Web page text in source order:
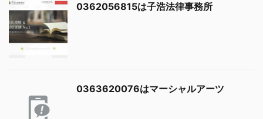
0362056815は子浩法律事務所
0363620076はマーシャルアーツ